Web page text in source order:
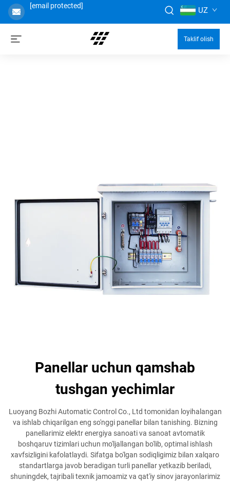
[email protected] UZ
Taklif olish
Panellar uchun qamshab
tushgan yechimlar
Luoyang Bozhi Automatic Control Co., Ltd tomonidan loyihalangan
va ishlab chiqarilgan eng so'nggi panellar bilan tanishing. Bizning
panellarimiz elektr energiya sanoati va sanoat avtomatik
boshqaruv tizimlari uchun mo'ljallangan bo'lib, optimal ishlash
xavfsizligini kafolatlaydi. Sifatga bo'lgan sodiqligimiz bilan xalqaro
standartlarga javob beradigan turli panellar yetkazib beriladi,
shuningdek, tajribali texnik jamoamiz va qat'iy sinov jarayonlarimiz